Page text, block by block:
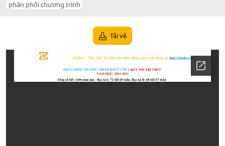
c
e
n
a
t
phân phối chương trình
Tải về